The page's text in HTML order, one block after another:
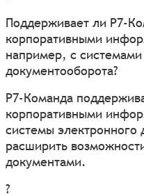
Поддерживает ли Р7-
корпоративными
например, с системами
документооборота?
Р7-Команда
корпоративными
системы электронного
расширить
документами.
?